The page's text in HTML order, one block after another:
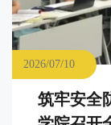
筑牢安全
2026/07/10